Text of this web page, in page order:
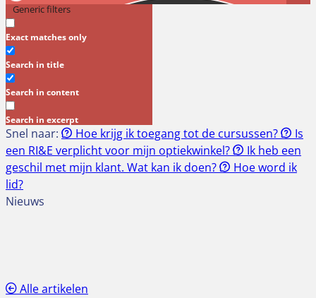
Generic filters
Exact matches only
Search in title
Search in content
Search in excerpt
Snel naar: Hoe krijg ik toegang tot de cursussen?
Is
een RI&E verplicht voor mijn optiekwinkel?
Ik heb een
geschil met mijn klant. Wat kan ik doen?
Hoe word ik
lid?
Nieuws
Alle artikelen